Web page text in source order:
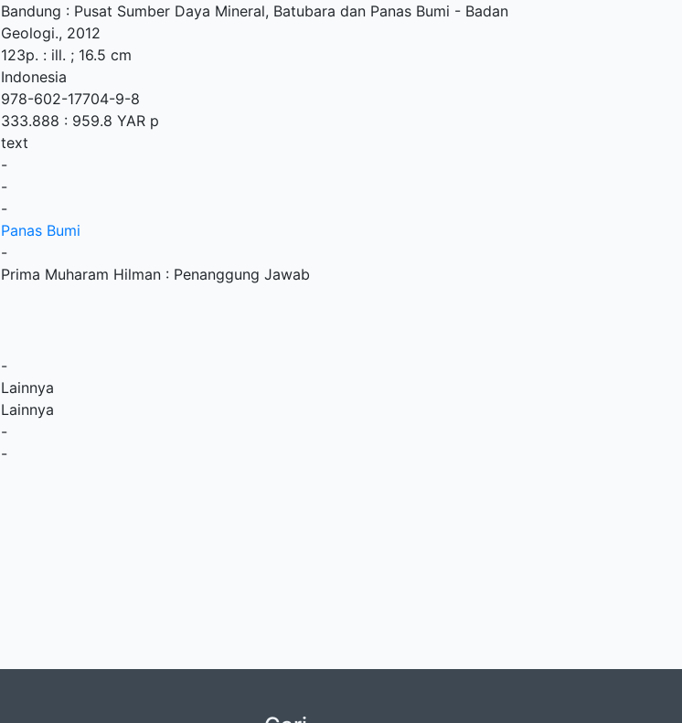
Bandung : Pusat Sumber Daya Mineral, Batubara dan Panas Bumi - Badan
Geologi., 2012
123p. : ill. ; 16.5 cm
Indonesia
978-602-17704-9-8
333.888 : 959.8 YAR p
text
-
-
-
Panas Bumi
-
Prima Muharam Hilman : Penanggung Jawab
-
Lainnya
Lainnya
-
-